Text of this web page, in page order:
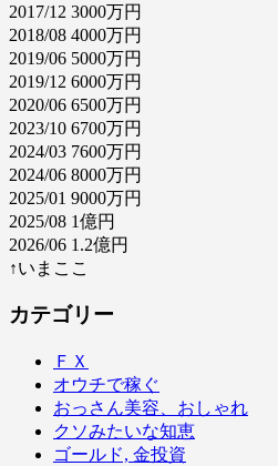
2017/12 3000万円
2018/08 4000万円
2019/06 5000万円
2019/12 6000万円
2020/06 6500万円
2023/10 6700万円
2024/03 7600万円
2024/06 8000万円
2025/01 9000万円
2025/08 1億円
2026/06 1.2億円
↑いまここ
カテゴリー
ＦＸ
オウチで稼ぐ
おっさん美容、おしゃれ
クソみたいな知恵
ゴールド, 金投資